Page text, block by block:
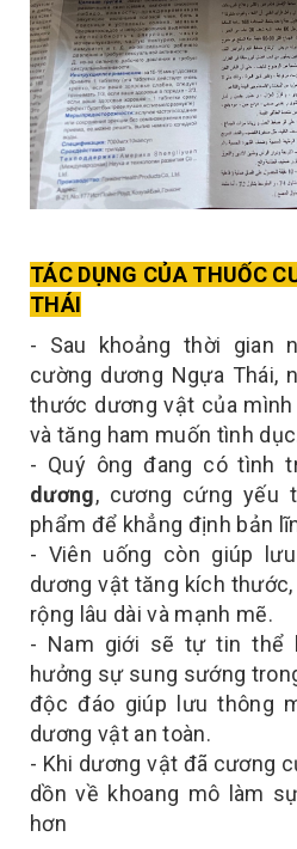
TÁC DỤNG CỦA THUỐC
THÁI
- Sau khoảng thời gian
cường dương Ngựa Thái,
thước dương vật của
và tăng ham muốn tình
- Quý ông đang có tình
dương, cương cứng yếu
phẩm để khẳng định bản
- Viên uống còn giúp
dương vật tăng kích
rộng lâu dài và mạnh mẽ.
- Nam giới sẽ tự tin thể
hưởng sự sung sướng
độc đáo giúp lưu thông
dương vật an toàn.
- Khi dương vật đã cương
dồn về khoang mô làm
hơn